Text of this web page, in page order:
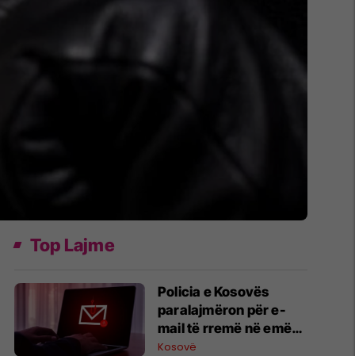
Top Lajme
Policia e Kosovës
paralajmëron për e-
mail të rremë në emër
të drejtorit të
Kosovë